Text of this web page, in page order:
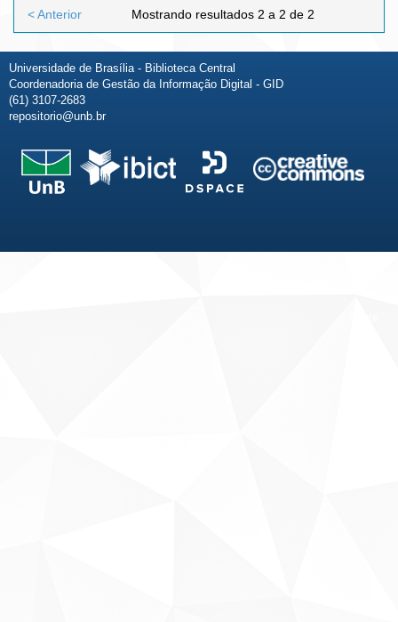
Mostrando resultados 2 a 2 de 2
< Anterior
Universidade de Brasília - Biblioteca Central
Coordenadoria de Gestão da Informação Digital - GID
(61) 3107-2683
repositorio@unb.br